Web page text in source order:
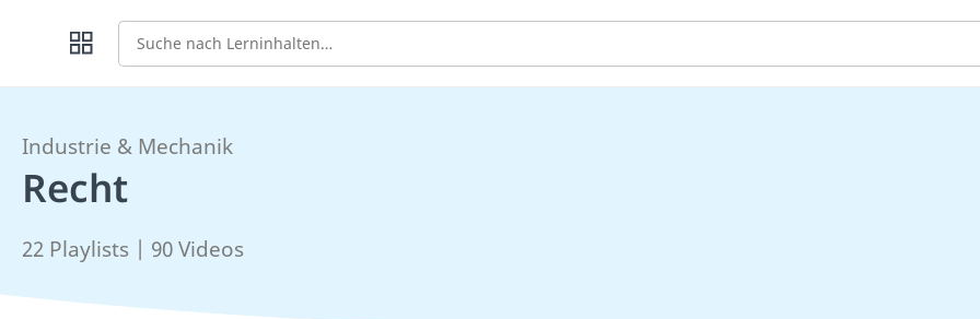
Suche
Industrie & Mechanik
Recht
22 Playlists | 90 Videos